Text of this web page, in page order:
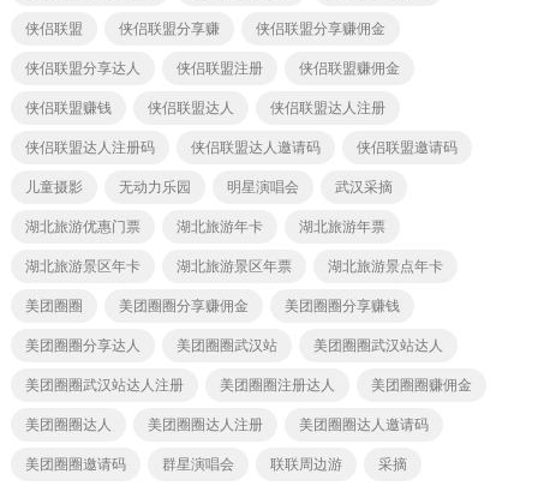
侠侣联盟 侠侣联盟分享赚 侠侣联盟分享赚佣金
侠侣联盟分享达人 侠侣联盟注册 侠侣联盟赚佣金
侠侣联盟赚钱 侠侣联盟达人 侠侣联盟达人注册
侠侣联盟达人注册码 侠侣联盟达人邀请码 侠侣联盟邀请码
儿童摄影 无动力乐园 明星演唱会 武汉采摘
湖北旅游优惠门票 湖北旅游年卡 湖北旅游年票
湖北旅游景区年卡 湖北旅游景区年票 湖北旅游景点年卡
美团圈圈 美团圈圈分享赚佣金 美团圈圈分享赚钱
美团圈圈分享达人 美团圈圈武汉站 美团圈圈武汉站达人
美团圈圈武汉站达人注册 美团圈圈注册达人 美团圈圈赚佣金
美团圈圈达人 美团圈圈达人注册 美团圈圈达人邀请码
美团圈圈邀请码 群星演唱会 联联周边游 采摘